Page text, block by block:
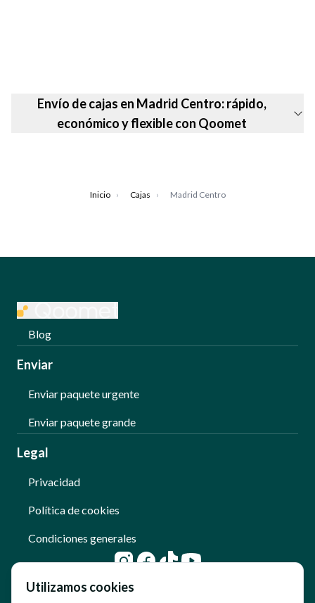
Envío de cajas en Madrid Centro: rápido,
económico y flexible con Qoomet
Inicio › Cajas › Madrid Centro
Blog
Enviar
Enviar paquete urgente
Enviar paquete grande
Legal
Privacidad
Política de cookies
Condiciones generales
Utilizamos cookies